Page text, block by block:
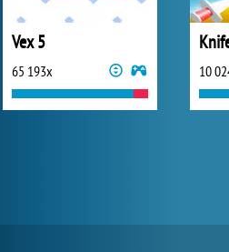
Vex 5
65 193x 10